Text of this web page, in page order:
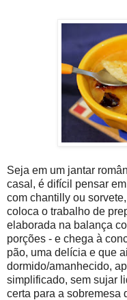
Seja em um jantar
casal, é difícil pensar
com chantilly ou
coloca o trabalho de
elaborada na balança
porções - e chega à
pão, uma delícia e que
dormido/amanhecido,
simplificado, sem sujar
certa para a sobremesa